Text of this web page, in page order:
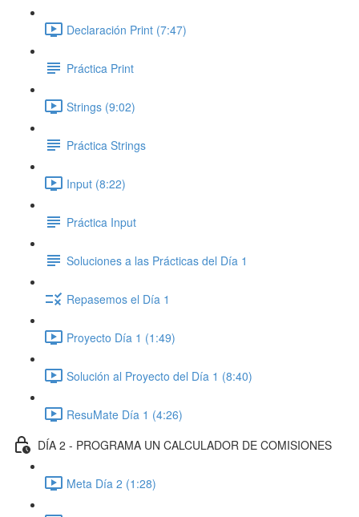
Declaración Print (7:47)
Práctica Print
Strings (9:02)
Práctica Strings
Input (8:22)
Práctica Input
Soluciones a las Prácticas del Día 1
Repasemos el Día 1
Proyecto Día 1 (1:49)
Solución al Proyecto del Día 1 (8:40)
ResuMate Día 1 (4:26)
DÍA 2 - PROGRAMA UN CALCULADOR DE COMISIONES
Meta Día 2 (1:28)